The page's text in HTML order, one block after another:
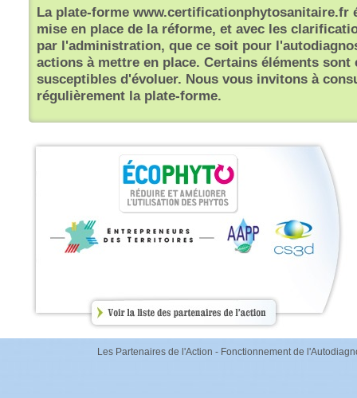
La plate-forme www.certificationphytosanitaire.fr
mise en place de la réforme, et avec les
par l'administration, que ce soit pour
actions à mettre en place. Certains éléments sont
susceptibles d'évoluer. Nous vous invitons à
régulièrement la plate-forme.
Les Partenaires de l'Action - Fonctionnement de